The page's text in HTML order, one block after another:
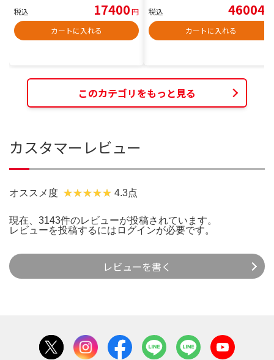
税込 17400円
カートに入れる
税込 46004
カートに入れる
このカテゴリをもっと見る
カスタマーレビュー
オススメ度 4.3点
現在、3143件のレビューが投稿されています。
レビューを投稿するには ログインが必要です。
レビューを書く